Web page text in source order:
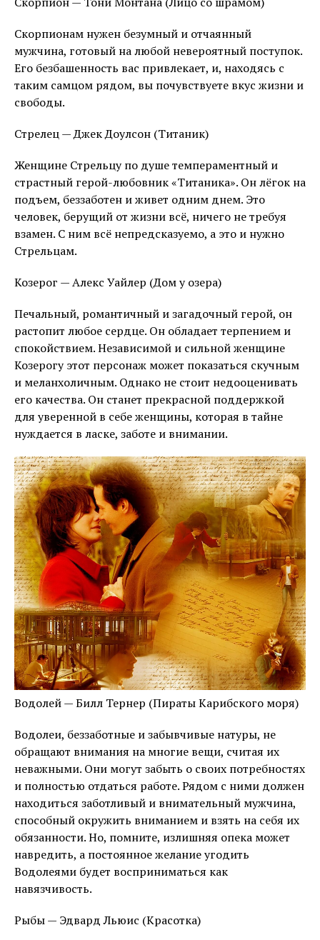
Скорпионам нужен безумный и отчаянный
мужчина, готовый на любой невероятный поступок.
Его безбашенность вас привлекает, и, находясь с
таким самцом рядом, вы почувствуете вкус жизни и
свободы.
Стрелец — Джек Доулсон (Титаник)
Женщине Стрельцу по душе темпераментный и
страстный герой-любовник «Титаника». Он лёгок на
подъем, беззаботен и живет одним днем. Это
человек, берущий от жизни всё, ничего не требуя
взамен. С ним всё непредсказуемо, а это и нужно
Стрельцам.
Козерог — Алекс Уайлер (Дом у озера)
Печальный, романтичный и загадочный герой, он
растопит любое сердце. Он обладает терпением и
спокойствием. Независимой и сильной женщине
Козерогу этот персонаж может показаться скучным
и меланхоличным. Однако не стоит недооценивать
его качества. Он станет прекрасной поддержкой
для уверенной в себе женщины, которая в тайне
нуждается в ласке, заботе и внимании.
Водолей — Билл Тернер (Пираты Карибского моря)
Водолеи, беззаботные и забывчивые натуры, не
обращают внимания на многие вещи, считая их
неважными. Они могут забыть о своих потребностях
и полностью отдаться работе. Рядом с ними должен
находиться заботливый и внимательный мужчина,
способный окружить вниманием и взять на себя их
обязанности. Но, помните, излишняя опека может
навредить, а постоянное желание угодить
Водолеями будет восприниматься как
навязчивость.
Рыбы — Эдвард Льюис (Красотка)